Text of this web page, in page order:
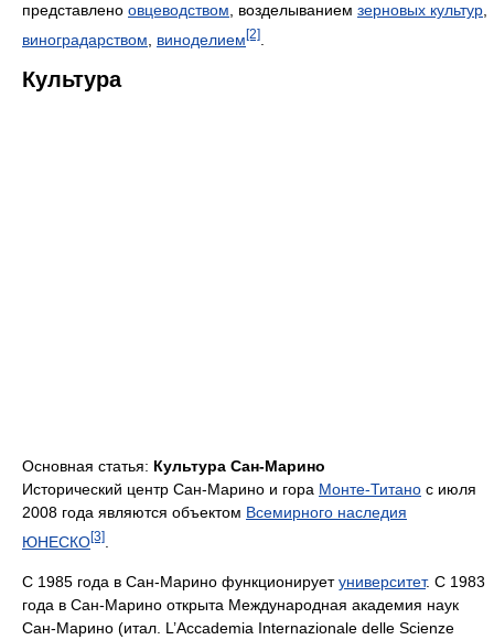
представлено овцеводством, возделыванием зерновых культур,
виноградарством
виноделием [2]
Культура
Основная статья: Культура Сан-Марино
Исторический центр Сан-Марино и гора Монте-Титано с июля
2008 года являются объектом Всемирного наследия
ЮНЕСКО[3]
С 1985 года в Сан-Марино функционируетуниверситет. С 1983
года в Сан-Марино открыта Международная академия наук
Сан-Марино (итал. L’Accademia Internazionale delle Scienze